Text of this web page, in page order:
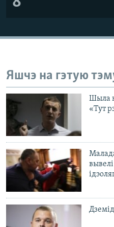
Яшчэ на гэтую
Шыла
«Тут